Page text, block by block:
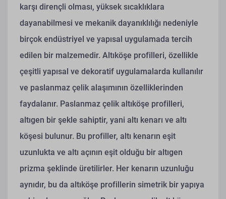
karşı dirençli olması, yüksek sıcaklıklara
dayanabilmesi ve mekanik dayanıklılığı nedeniyle
birçok endüstriyel ve yapısal uygulamada tercih
edilen bir malzemedir. Altıköşe profilleri, özellikle
çeşitli yapısal ve dekoratif uygulamalarda kullanılır
ve paslanmaz çelik alaşımının özelliklerinden
faydalanır. Paslanmaz çelik altıköşe profilleri,
altıgen bir şekle sahiptir, yani altı kenarı ve altı
köşesi bulunur. Bu profiller, altı kenarın eşit
uzunlukta ve altı açının eşit olduğu bir altıgen
prizma şeklinde üretilirler. Her kenarın uzunluğu
aynıdır, bu da altıköşe profillerin simetrik bir yapıya